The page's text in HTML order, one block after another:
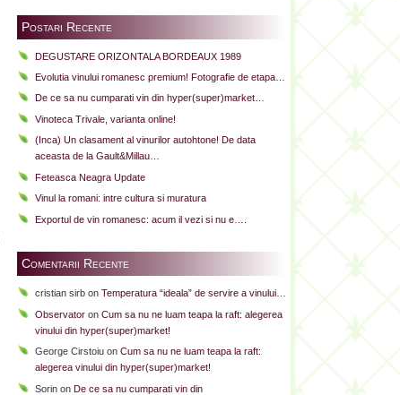
Postari Recente
DEGUSTARE ORIZONTALA BORDEAUX 1989
Evolutia vinului romanesc premium! Fotografie de etapa…
De ce sa nu cumparati vin din hyper(super)market…
Vinoteca Trivale, varianta online!
(Inca) Un clasament al vinurilor autohtone! De data
aceasta de la Gault&Millau…
Feteasca Neagra Update
Vinul la romani: intre cultura si muratura
Exportul de vin romanesc: acum il vezi si nu e….
Comentarii Recente
cristian sirb on Temperatura “ideala” de servire a vinului…
Observator on Cum sa nu ne luam teapa la raft: alegerea
vinului din hyper(super)market!
George Cirstoiu on Cum sa nu ne luam teapa la raft:
alegerea vinului din hyper(super)market!
Sorin on De ce sa nu cumparati vin din